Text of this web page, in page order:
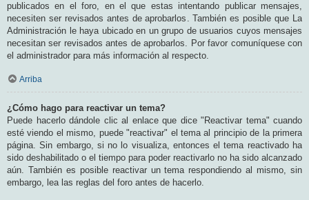
publicados en el foro, en el que estas intentando publicar mensajes,
necesiten ser revisados antes de aprobarlos. También es posible que La
Administración le haya ubicado en un grupo de usuarios cuyos mensajes
necesitan ser revisados antes de aprobarlos. Por favor comuníquese con
el administrador para más información al respecto.
Arriba
¿Cómo hago para reactivar un tema?
Puede hacerlo dándole clic al enlace que dice "Reactivar tema" cuando
esté viendo el mismo, puede "reactivar" el tema al principio de la primera
página. Sin embargo, si no lo visualiza, entonces el tema reactivado ha
sido deshabilitado o el tiempo para poder reactivarlo no ha sido alcanzado
aún. También es posible reactivar un tema respondiendo al mismo, sin
embargo, lea las reglas del foro antes de hacerlo.